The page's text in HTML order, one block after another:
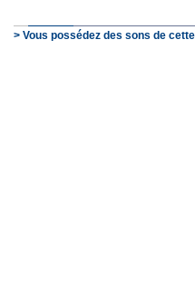
> Vous possédez des sons de